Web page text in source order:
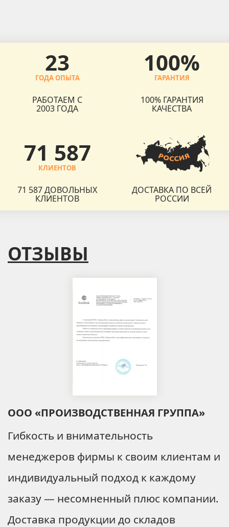
23
ГОДА ОПЫТА
РАБОТАЕМ С
2003 ГОДА
100%
ГАРАНТИЯ
100% ГАРАНТИЯ
КАЧЕСТВА
71 587
КЛИЕНТОВ
71 587 ДОВОЛЬНЫХ
КЛИЕНТОВ
ДОСТАВКА ПО ВСЕЙ
РОССИИ
ОТЗЫВЫ
ООО «ПРОИЗВОДСТВЕННАЯ ГРУППА»
Гибкость и внимательность
менеджеров фирмы к своим клиентам и
индивидуальный подход к каждому
заказу ― несомненный плюс компании.
Доставка продукции до складов